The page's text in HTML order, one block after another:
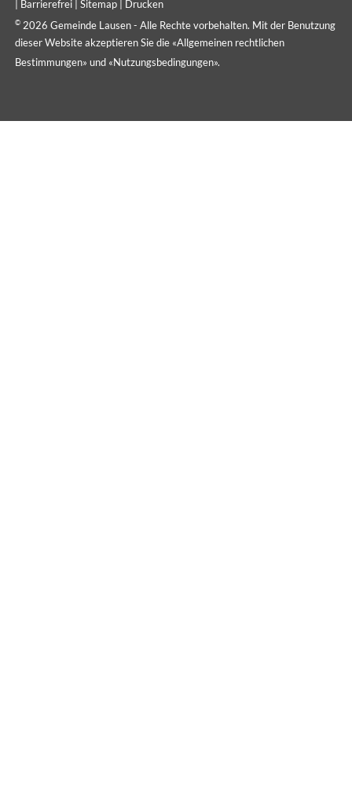
© 2026 Gemeinde Lausen - Alle Rechte vorbehalten. Mit der Benutzung
dieser Website akzeptieren Sie die «Allgemeinen rechtlichen
Bestimmungen» und «Nutzungsbedingungen».
Barrierefrei Sitemap Drucken